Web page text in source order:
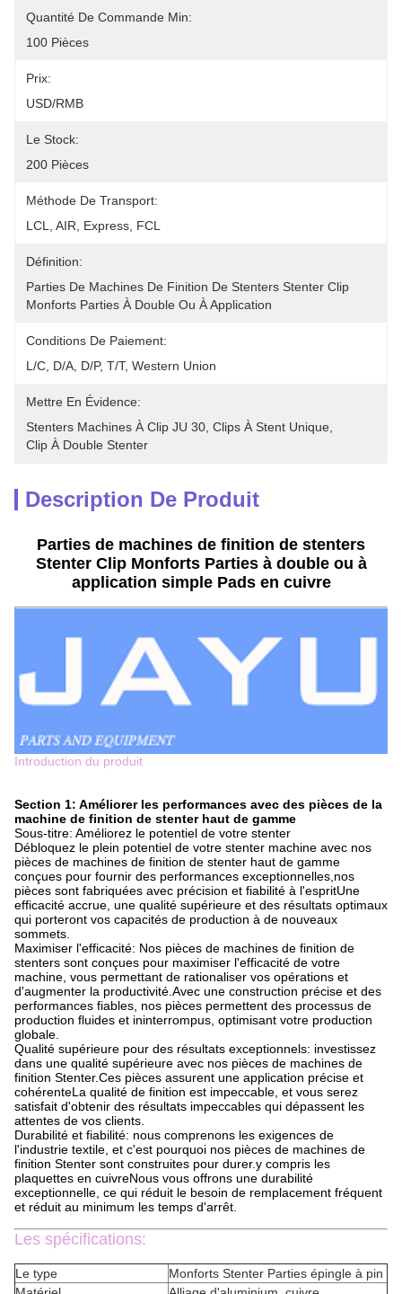
Quantité De Commande Min:
100 Pièces
Prix:
USD/RMB
Le Stock:
200 Pièces
Méthode De Transport:
LCL, AIR, Express, FCL
Définition:
Parties De Machines De Finition De Stenters Stenter Clip
Monforts Parties À Double Ou À Application
Conditions De Paiement:
L/C, D/A, D/P, T/T, Western Union
Mettre En Évidence:
Stenters Machines À Clip JU 30 Clips À Stent Unique
Clip À Double Stenter
Description De Produit
Parties de machines de finition de stenters
Stenter Clip Monforts Parties à double ou à
application simple Pads en cuivre
Introduction du produit
Section 1: Améliorer les performances avec des pièces de la
machine de finition de stenter haut de gamme
Sous-titre: Améliorez le potentiel de votre stenter
Débloquez le plein potentiel de votre stenter machine avec nos
pièces de machines de finition de stenter haut de gamme
conçues pour fournir des performances exceptionnelles,nos
pièces sont fabriquées avec précision et fiabilité à l'espritUne
efficacité accrue, une qualité supérieure et des résultats optimaux
qui porteront vos capacités de production à de nouveaux
sommets.
Maximiser l'efficacité: Nos pièces de machines de finition de
stenters sont conçues pour maximiser l'efficacité de votre
machine, vous permettant de rationaliser vos opérations et
d'augmenter la productivité.Avec une construction précise et des
performances fiables, nos pièces permettent des processus de
production fluides et ininterrompus, optimisant votre production
globale.
Qualité supérieure pour des résultats exceptionnels: investissez
dans une qualité supérieure avec nos pièces de machines de
finition Stenter.Ces pièces assurent une application précise et
cohérenteLa qualité de finition est impeccable, et vous serez
satisfait d'obtenir des résultats impeccables qui dépassent les
attentes de vos clients.
Durabilité et fiabilité: nous comprenons les exigences de
l'industrie textile, et c'est pourquoi nos pièces de machines de
finition Stenter sont construites pour durer.y compris les
plaquettes en cuivreNous vous offrons une durabilité
exceptionnelle, ce qui réduit le besoin de remplacement fréquent
et réduit au minimum les temps d'arrêt.
Les spécifications:
Le type
Monforts Stenter Parties épingle à pin